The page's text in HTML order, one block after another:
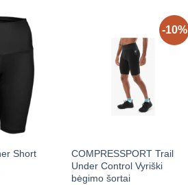
Short
-10%
COMPRESSPORT Trail
Under Control Vyriški
bėgimo šortai